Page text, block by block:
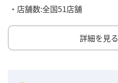
・店舗数:全国51店舗
詳細を見る